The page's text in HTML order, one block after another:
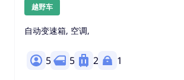
越野车
自动变速箱, 空调,
5 5 2 1